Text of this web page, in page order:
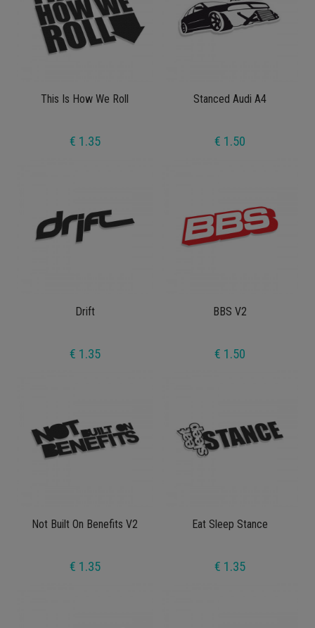
This Is How We Roll
€ 1.35
Stanced Audi A4
€ 1.50
Drift
€ 1.35
BBS V2
€ 1.50
Not Built On Benefits V2
€ 1.35
Eat Sleep Stance
€ 1.35